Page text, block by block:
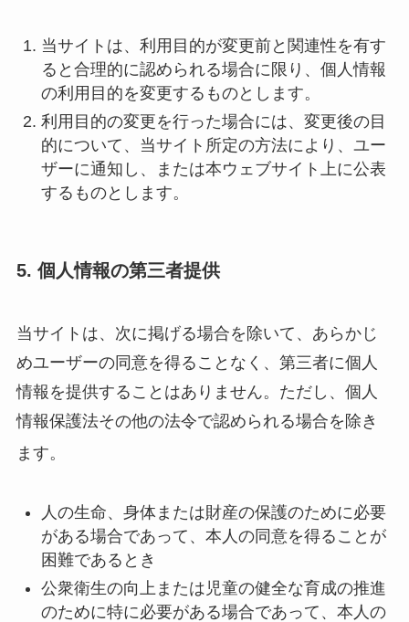
当サイトは、利用目的が変更前と関連性を有す
ると合理的に認められる場合に限り、個人情報
の利用目的を変更するものとします。
利用目的の変更を行った場合には、変更後の目
的について、当サイト所定の方法により、ユー
ザーに通知し、または本ウェブサイト上に公表
するものとします。
5. 個人情報の第三者提供
当サイトは、次に掲げる場合を除いて、あらかじ
めユーザーの同意を得ることなく、第三者に個人
情報を提供することはありません。ただし、個人
情報保護法その他の法令で認められる場合を除き
ます。
人の生命、身体または財産の保護のために必要
がある場合であって、本人の同意を得ることが
困難であるとき
公衆衛生の向上または児童の健全な育成の推進
のために特に必要がある場合であって、本人の